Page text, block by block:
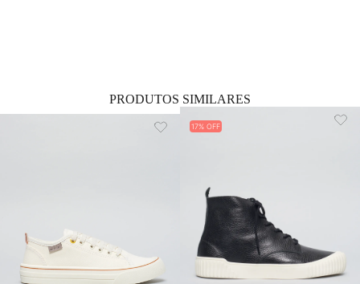
PRODUTOS SIMILARES
17%